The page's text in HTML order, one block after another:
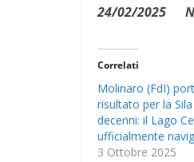
24/02/2025
Correlati
Molinaro (FdI)
risultato per la
decenni: il Lago
ufficialmente
3 Ottobre 2025